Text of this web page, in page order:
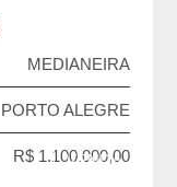
MEDIANEIRA
PORTO ALEGRE
R$ 1.100.000,00
VENDA